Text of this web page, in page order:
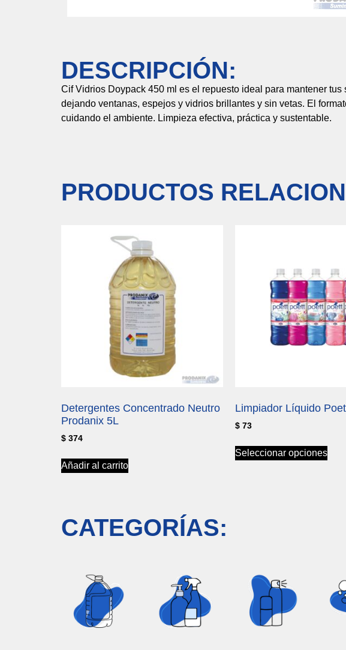
DESCRIPCIÓN:
CifVidrios Doypack 450 ml es el repuesto ideal para mantener tus
dejando ventanas, espejos y vidrios brillantes y sin vetas. El
cuidando el ambiente. Limpieza efectiva, práctica y sustentable.
PRODUCTOS
Detergentes Concentrado Neutro
Prodanix 5L
$ 374
Añadir al carrito
Limpiador Líquido
$ 73
Seleccionar opciones
CATEGORÍAS: